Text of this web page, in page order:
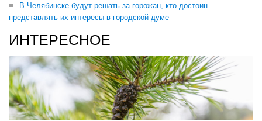
В Челябинске будут решать за горожан, кто достоин
представлять их интересы в городской думе
ИНТЕРЕСНОЕ